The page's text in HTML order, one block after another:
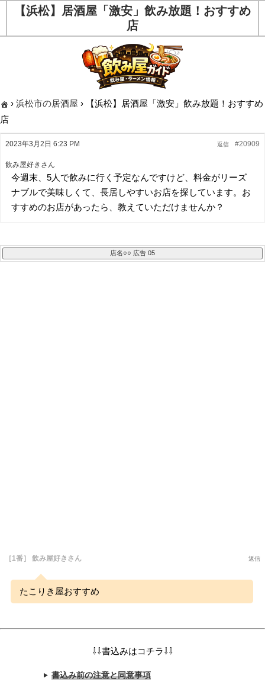
【浜松】居酒屋「激安」飲み放題！おすすめ
店
› 浜松市の居酒屋 ›
【浜松】居酒屋「激安」飲み放題！おすすめ
店
2023年3月2日 6:23 PM #20909
返信
飲み屋好きさん
今週末、5人で飲みに行く予定なんですけど、料金がリーズ
ナブルで美味しくて、長居しやすいお店を探しています。お
すすめのお店があったら、教えていただけませんか？
［1番］ 飲み屋好きさん 返信
たこりき屋おすすめ
⇩⇩書込みはコチラ⇩⇩
書込み前の注意と同意事項